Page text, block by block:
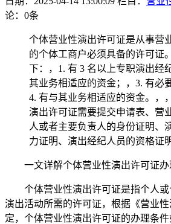
论：0条
个体营业性演出许可证是从事营
的个体工商户必须具备的许可证
下：，1. 有 3 名以上专职演出经
其业务相适应的资金；，3. 有必
4. 有与其业务相适应的资金。，
演出许可证需要提交申请表、营
人或者主要负责人的身份证明、
力证明、演出经纪人员的资格证
一文详解个体营业性演出许可证
个体营业性演出许可证是指个人
演出活动所需的许可证，根据《营业
定，个体营业性演出许可证的办理条件